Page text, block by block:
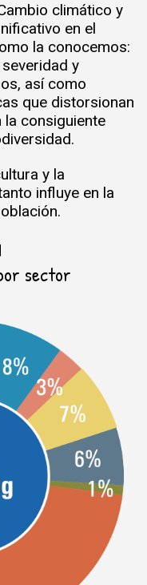
climático y
en el
la conocemos:
y
así como
que distorsionan
consiguiente
y la
influye en la
sector